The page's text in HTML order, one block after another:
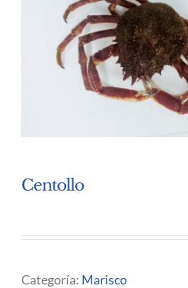
Centollo
Categoría: Marisco